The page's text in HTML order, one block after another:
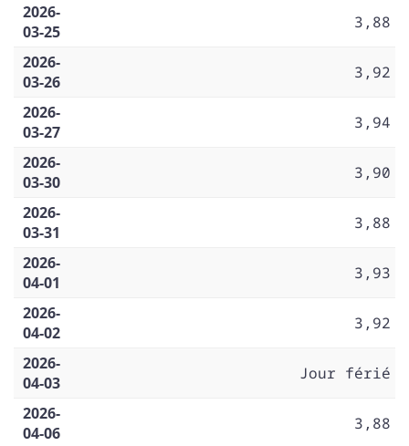
2026-
03-25
3,88
2026-
03-26
3,92
2026-
03-27
3,94
2026-
03-30
3,90
2026-
03-31
3,88
2026-
04-01
3,93
2026-
04-02
3,92
2026-
04-03
Jour férié
2026-
04-06
3,88